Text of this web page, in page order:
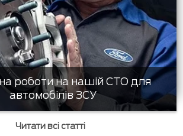
роботи на нашій СТО для
автомобілів ЗСУ
Читати всі статті